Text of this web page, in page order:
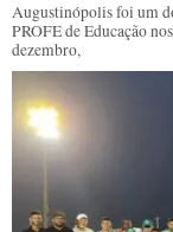
Augustinópolis foi um
PROFE de Educação
dezembro,